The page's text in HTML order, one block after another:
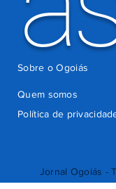
Jornal Ogoiás -
Quem somos
Política de
Sobre o Ogoiás